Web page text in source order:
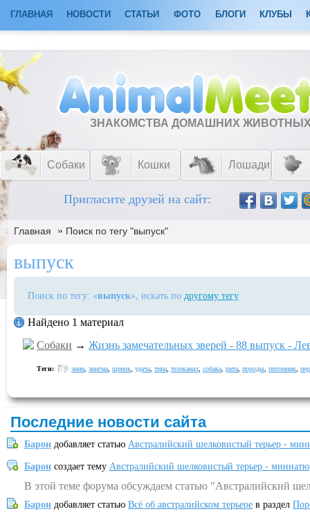
ГЛАВНАЯ НОВОСТИ СТАТЬИ ФОТО БЛОГИ КЛУБЫ
ЗНАКОМСТВА ДОМАШНИХ
Собаки Кошки Лошади
Пригласите друзей на сайт:
Главная » Поиск по тегу "выпуск"
выпуск
Поиск по тегу: «выпуск», искать по другому тегу
Найдено 1 материал
Собаки → Жизнь замечательных зверей - 88 выпуск -
Теги: энни энигма щенок удача тина телеканал собака рита породы питомник
Последние новости сайта
Барон добавляет статью Австралийский шелковистый терьер -
Барон создает тему Австралийский шелковистый терьер -
В этой теме форума обсуждаем статью "Австралийский
Барон добавляет статью Всё об австралийском терьере в раздел